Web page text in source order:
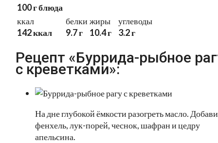
100 г блюда
ккал
142 ккал
белки
9.7 г
жиры
10.4 г
углеводы
3.2 г
Рецепт «Буррида-рыбное
с креветками»:
На дне глубокой ёмкости разогреть масло.
фенхель, лук-порей, чеснок, шафран и цедру
апельсина.